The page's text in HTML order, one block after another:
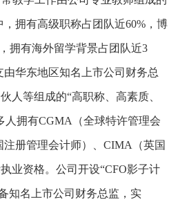
拥有高级职称占团队近60%，博
拥有海外留学背景占团队近3
华东地区知名上市公司财务总
人等组成的“高职称、高素质、
人拥有CGMA（全球特许管理会
册管理会计师）、CIMA（英国
业资格。公司开设“CFO影子计
知名上市公司财务总监，实